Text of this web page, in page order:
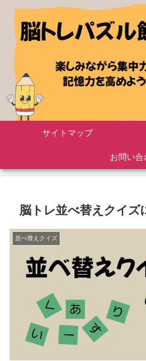
サイトマップ
お問い合
脳トレ並べ替えクイ
並べ替えクイズ